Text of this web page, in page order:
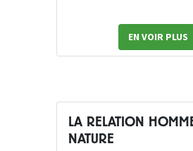
EN VOIR PLUS
LA RELATION
NATURE